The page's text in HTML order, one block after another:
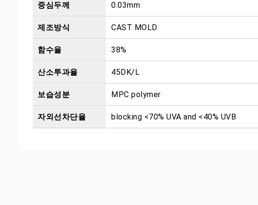
중심두께 0.03mm
제조방식 CAST MOLD
함수율 38%
산소투과율 45DK/L
보습성분 MPC polymer
자외선차단율 blocking <70% UVA and <40% UVB